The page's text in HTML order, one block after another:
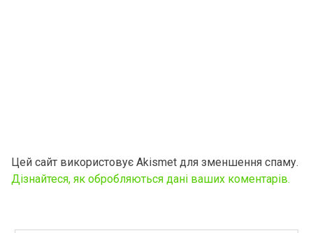
Цей сайт використовує Akismet для зменшення спаму.
Дізнайтеся, як обробляються дані ваших коментарів.